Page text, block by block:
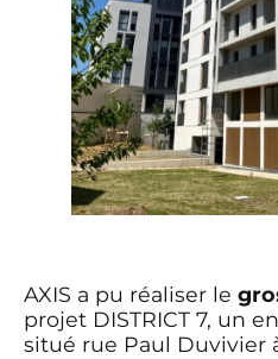
AXIS a pu réaliser le
projet DISTRICT 7, un
situé rue Paul Duvivier